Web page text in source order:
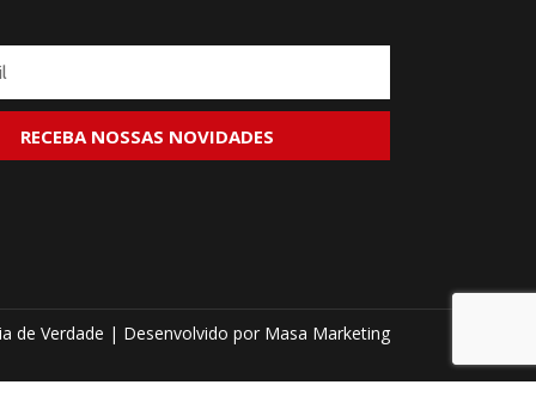
de Verdade | Desenvolvido por Masa Marketing